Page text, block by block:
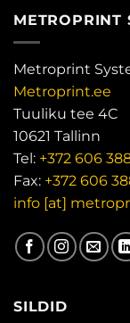
METROPRINT
Metroprint
Metroprint.ee
Tuuliku tee 4C
10621 Tallinn
Tel: +372 606
Fax: +372 606
info [at]
SILDID